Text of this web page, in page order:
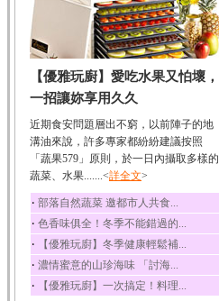
鮪魚肚肉中的不飽和脂
肪酸內富含EPA和DH...
韭菜
韭菜所含的膳食纖維能
幫助消化與通便；揮...
冬瓜
冬瓜營養價值高，鈉含
量極低是水腫病人的...
豆豉
豆豉裡頭含有營養的蛋
白質、脂肪、鈣、磷...
榛果
榛果裡所含的營養素有
蛋白質、脂肪、醣類...
迷迭香
【優雅玩廚】愛吃水果又怕壞，
一招讓妳享用久久
近期食安問題層出不窮，以前陣子的地
溝油來說，許多專家都紛紛建議按照
「蔬果579」原則，於一日內攝取多樣的
蔬菜、水果.......<詳全文>
‧ 部落自然蔬菜 邀都市人共食...
‧ 色香味俱全！冬季不能錯過的...
‧ 【優雅玩廚】冬季健康輕鬆補...
‧ 濃情蜜意的山珍海味 「討海...
‧ 【優雅玩廚】一次搞定！料理...